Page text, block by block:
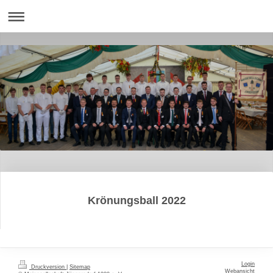
Krönungsball 2022
Druckversion
Sitemap
Login
Webansicht